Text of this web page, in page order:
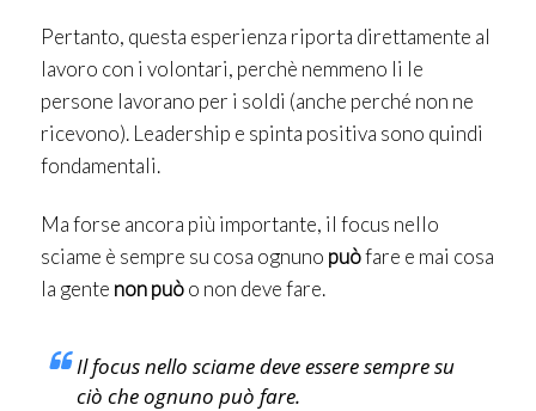
Pertanto, questa esperienza riporta direttamente al
lavoro con i volontari, perchè nemmeno li le
persone lavorano per i soldi (anche perché non ne
ricevono). Leadership e spinta positiva sono quindi
fondamentali.
Ma forse ancora più importante, il focus nello
sciame è sempre su cosa ognuno puòfare e mai cosa
la gente non puòo non deve fare.
Il focus nello sciame deve essere sempre su
ciò che ognuno può fare.